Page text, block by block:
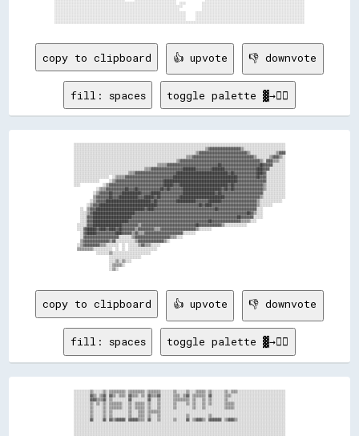
copy to clipboard 👍 upvote 👎 downvote
fill: spaces toggle palette ▓→✊🏽
░░░░░░░░░░░░░░░░░░░░░░░░░░░░░░░░░░░░░░░░░░░░░░░░░░░░░░░░░░░░░░░░░░░░░░░░░░░░░░░░░░▒▒▓▓▓▓▓▓▓▓▓▓▓▓▓▓▓▓▓▓▓▓▒▒░░░░░░░░░░░░░░░░░░░░░░░░░░
░░░░░░░░░░░░░░░░░░░░░░░░░░░░░░░░░░░░░░░░░░░░░░░░░░░░░░░░░░░░░░░░░░░░░░░░░░░░▒▒▓▓▓▓▓▓▓▓▓▓▓▓▓▓▓▓▓▓▓▓▓▓▓▓▓▓▓▓▓▓▒▒░░░░░░░░░░░░░░░░▒▒▓▓▓▓
░░░░░░░░░░░░░░░░░░░░░░░░░░░░░░░░░░░░░░░░░░░░░░░░░░░░░░░░░░░░░░░░░░░░░░▒▒▒▒▓▓▓▓▓▓▓▓▓▓▓▓▓▓▓▓▓▓▓▓▓▓▓▓▓▓▓▓▓▓▓▓▓▓▓▓▓▓▒▒░░░░░░░░▒▒▓▓▓▓▒▒░░
░░░░░░░░░░░░░░░░░░░░░░░░░░░░░░░░░░░░░░░░░░░░░░░░░░░░░░░░░░░░░░░░▒▒▓▓▓▓▓▓▓▓▓▓▓▓▓▓▓▓▓▓▓▓▓▓▓▓▓▓▓▓▓▓▓▓▓▓▓▓▓▓▓▓▓▓▓▓▓▓▓▓▓▓▒▒░░▓▓▓▓▒▒▒▒░░░░
░░░░░░░░░░░░░░░░░░░░░░░░░░░░░░░░░░░░░░░░░░░░░░░░░░░░▒▒▒▒▒▒▓▓▓▓▓▓▓▓▓▓▓▓▓▓▓▓▓▓▓▓▓▓▓▓▓▓▓▓▓▓▓▓██▓▓▓▓▓▓▓▓▓▓▓▓▓▓▓▓▓▓▓▓▓▓▓▓██▓▓▓▓▓▓░░░░░░░░
░░░░░░░░░░░░░░░░░░░░░░░░░░░░░░░░░░░░░░░░░░░░▒▒▒▒▓▓▓▓▓▓▓▓▓▓▓▓▓▓▓▓▓▓▓▓████████▓▓▓▓▓▓▓▓▓▓████████▓▓▓▓▓▓▓▓▓▓▓▓▓▓▓▓▓▓▓▓████▓▓▓▓░░░░░░░░░░
░░░░░░░░░░░░░░░░░░░░░░░░░░░░░░░░░░▒▒▒▒▓▓▓▓▓▓▓▓▓▓▓▓▓▓▓▓▓▓▓▓▓▓▓▓▓▓████████████████████████████████▓▓██▓▓▓▓▓▓▓▓▓▓▓▓▓▓████▓▓░░░░░░░░░░░░
░░░░░░░░░░░░░░░░░░░░░░  ░░▒▒▒▒▒▒▓▓▓▓▓▓▓▓▓▓▓▓▓▓▓▓▓▓▓▓▓▓▓▓▓▓▓▓▓▓████████████████████████████████████████▓▓▓▓▓▓▓▓▓▓▓▓██▓▓▓▓░░░░░░░░░░░░
░░░░░░░░░░░░░░░░      ░░▒▒▓▓▓▓▓▓▓▓▓▓▓▓▓▓▓▓▓▓▓▓▓▓▓▓▓▓▓▓▓▓██████████████████████████████████████████████▓▓▓▓▓▓▓▓▓▓▓▓▓▓▓▓▓▓░░░░░░░░░░░░
░░░░              ░░▒▒▓▓▓▓▓▓▓▓▓▓▓▓▓▓▓▓▓▓▓▓▓▓▓▓▓▓▓▓▓▓▓▓▓▓██████▓▓▓▓██████████████████████████████▓▓██▓▓▓▓▓▓▓▓▓▓▓▓▓▓▓▓▓▓▒▒░░░░░░░░░░░░
              ░░▒▒▒▒▓▓▓▓▓▓▓▓▓▓▓▓██▓▓▓▓██▓▓▓▓▓▓▓▓▓▓▓▓▓▓██▓▓██▓▓▓▓▓▓▓▓████████████████████████▓▓██▓▓██▓▓▓▓▓▓▓▓▓▓▓▓▓▓▓▓▓▓▒▒░░░░░░░░░░░░
            ░░▒▒▓▓▓▓▓▓██▓▓▓▓▓▓████████████▓▓▓▓▓▓██████▓▓▓▓▓▓▓▓▓▓▓▓▓▓████████████████████▓▓██▓▓▓▓▓▓▓▓▓▓▓▓▓▓▓▓▓▓▓▓▓▓▓▓▓▓░░░░░░░░░░░░░░
            ▒▒▓▓▓▓▓▓▓▓██▓▓▓▓████████████▓▓▓▓██████▓▓██▓▓▓▓▓▓▓▓▓▓▓▓████████████████████████████▓▓▓▓▓▓▓▓▓▓▓▓▓▓▓▓▓▓▓▓▓▓▒▒░░░░░░░░░░░░░░
          ░░▒▒▓▓▓▓▓▓████████████████████████████▓▓██▓▓▓▓▓▓▓▓▓▓▓▓████████████▓▓▓▓▓▓▓▓████████▓▓▓▓▓▓▓▓▓▓▓▓▓▓▓▓▓▓▓▓▓▓▒▒░░░░░░░░░░░░░░
        ░░▒▒▓▓▓▓████████████████████████████████████▓▓▓▓▓▓▓▓▓▓▓▓▓▓▓▓▓▓▓▓▓▓▓▓▓▓██▓▓████▓▓▓▓▓▓▓▓▓▓▓▓▓▓▓▓▓▓▓▓▓▓▓▓▓▓▓▓▒▒░░░░░░░░
    ░░  ▒▒▓▓▓▓██████████████████████████████▓▓████▓▓▓▓▓▓▓▓▓▓▓▓▓▓▓▓▓▓▓▓▓▓▓▓▓▓▓▓▓▓▓▓▓▓▓▓▓▓██▓▓▓▓▓▓▓▓▓▓▓▓▓▓▓▓▓▓▓▓▓▓▓▓░░░░
    ░░░░▒▒▓▓██████████████████████████▓▓▓▓▓▓▓▓▓▓▓▓▓▓▓▓▓▓▓▓▓▓▓▓▓▓▓▓▓▓▓▓▓▓▓▓▓▓▓▓▓▓▓▓▓▓▓▓▓▓▓▓▓▓▓▓▓▓▓▓▓▓▓▓▓▓▓▓▓▓██▓▓▒▒░░░░
    ░░░░▓▓▓▓████████████████████████▓▓▓▓▓▓▓▓▓▓▓▓▓▓▓▓▓▓▓▓▓▓▓▓▓▓▓▓▓▓▓▓▓▓▓▓▓▓▓▓▓▓▓▓▓▓▓▓▓▓▓▓▓▓▓▓▓▓▓▓▓▓▓▓▓▓██▓▓▓▓▓▓▓▓░░░░░░
    ░░░░▓▓▓▓██████████████████████▓▓▓▓▓▓▓▓▓▓▓▓▓▓▓▓▓▓▓▓▓▓▓▓▓▓▓▓▓▓▓▓▓▓▓▓▓▓▓▓▓▓▓▓▓▓▓▓▓▓██▓▓▓▓▓▓▓▓▓▓▓▓▓▓▓▓▓▓▒▒▒▒▒▒░░░░
  ░░░░░░▓▓▓▓██████████████████▓▓▓▓▓▓▓▓▓▓▒▒▓▓▓▓▓▓▓▓▓▓▓▓▓▓▓▓▓▓▓▓▓▓▓▓▓▓▓▓▓▓▓▓▓▓██▓▓▓▓▓▓▓▓▓▓▓▓▓▓▒▒░░░░░░░░░░░░░░
  ░░░░▓▓██████▓▓████▓▓████▓▓██▓▓▓▓▓▓▓▓▒▒▓▓▓▓▓▓▓▓▓▓▒▒▒▒▓▓▓▓▓▓▓▓▓▓▓▓▓▓▓▓▓▓▓▓▓▓▒▒░░░░░░░░
    ░░▓▓██████▓▓▓▓▓▓▓▓▓▓▓▓████▓▓▓▓▓▓▒▒▓▓▒▒▒▒▓▓▓▓▓▓▓▓▓▓▓▓▓▓▓▓▓▓▓▓▓▓▓▓░░░░░░░░
    ░░▓▓▓▓▓▓▓▓▓▓▓▓▓▓▓▓▓▓▓▓▓▓░░░░░░░░▒▒▓▓▓▓▓▓▓▓▓▓▓▓▓▓▓▓▓▓▓▓▓▓▒▒▒▒░░░░
    ▒▒▓▓▓▓▓▓▓▓▓▓▓▓▓▓▓▓▒▒▓▓░░░░░░░░░░░░▒▒▓▓▓▓▓▓▓▓▓▓▓▓▓▓▓▓▒▒░░
  ░░▒▒▓▓▓▓▓▓▓▓▓▓▒▒▒▒░░░░░░░░  ░░  ░░░░░░▒▒▓▓▒▒▒▒░░░░░░
  ▒▒▒▒▒▒▒▒▒▒░░░░░░░░░░░░  ░░  ░░  ░░░░░░░░░░░░░░░░░░
              ░░░░░░░░▒▒░░░░░░░░░░░░░░░░░░░░░░░░
                      ░░░░▒▒░░▒▒░░░░
                      ░░▒▒▒▒▒▒░░
copy to clipboard 👍 upvote 👎 downvote
fill: spaces toggle palette ▓→✊🏽
░░░░░░░░░░▒▒░░░░░░▒▒░░▒▒▒▒▒▒▒▒▒▒░░▒▒▒▒▒▒▒▒▒▒░░▒▒▒▒▒▒▒▒░░░░░░░░▒▒░░░░░░▒▒░░░░▒▒▒▒▒▒░░▒▒░░░░░░░░▒▒░░▒▒▒▒░░░░░░░░░░░░░░░░░░░░░░░░░░░░░░
░░░░░░░░░░▓▓▒▒░░▒▒▓▓░░▓▓▒▒░░▒▒▒▒░░▓▓▒▒▒▒░░▒▒░░▓▓▒▒▒▒▓▓░░░░░░░░▒▒▒▒░░▒▒▓▓░░▒▒▒▒▒▒▒▒░░▓▓░░░░░░░░▒▒▒▒░░░░░░░░░░░░░░░░░░░░░░░░░░░░░░░░░░
░░░░░░░░░░▓▓▓▓▒▒▒▒▓▓░░▒▒░░░░░░░░░░▓▓░░░░░░░░░░▓▓░░░░▒▒░░░░░░░░▒▒▒▒▒▒▒▒▒▒░░▒▒░░░░▒▒░░▒▒░░░░░░░░▒▒░░░░░░░░░░░░░░░░░░░░░░░░░░░░░░░░░░░░
░░░░░░░░░░▒▒░░▒▒░░▒▒░░▒▒▒▒▒▒▒▒░░░░▒▒░░▒▒▒▒▒▒░░▒▒░░░░▒▒░░░░░░░░▒▒░░░░░░▒▒░░▒▒░░░░▒▒░░▒▒░░░░░░░░▒▒▒▒▒▒░░░░░░░░░░░░░░░░░░░░░░░░░░░░░░░░
░░░░░░░░░░▒▒░░░░░░▒▒░░▒▒▒▒▒▒▒▒░░░░▒▒░░▒▒▒▒▒▒░░▒▒░░░░▒▒░░░░░░░░▒▒░░░░░░░░░░▒▒░░░░▒▒░░░░░░░░░░░░▒▒▒▒▒▒░░░░░░░░░░░░░░░░░░░░░░░░░░░░░░░░
░░░░░░░░░░▒▒░░░░░░▒▒░░▒▒░░░░░░░░░░▒▒░░░░▒▒▒▒░░▒▒▒▒▒▒▒▒░░░░░░░░░░░░░░░░░░░░░░░░░░░░░░░░░░░░░░░░░░░░░░░░░░░░░░░░░░░░░░░░░░░░░░░░░░░░░░
░░░░░░░░░░▒▒░░░░░░▒▒░░▒▒░░░░░░░░░░▒▒░░░░▒▒▒▒░░▒▒░░░░▒▒░░░░░░░░░░░░░░░░▒▒░░░░░░░░░░░░▒▒░░░░░░░░░░░░░░░░░░░░░░░░░░░░░░░░░░░░░░░░░░░░░░
░░░░░░░░░░▓▓░░░░░░▓▓░░▓▓▒▒▓▓▓▓▓▓░░▓▓▓▓▓▓▒▒▒▒░░▓▓░░░░▒▒░░░░░░░░▒▒░░░░░░▓▓░░▒▒▓▓▓▓▒▒░░▓▓▓▓▓▓▓▓░░▒▒▓▓▓▓▒▒░░░░░░░░░░░░░░░░░░░░░░░░░░░░░░